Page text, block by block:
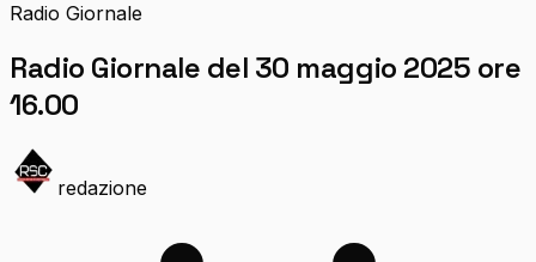
Radio Giornale
Radio Giornale del 30 maggio 2025 ore
16.00
redazione